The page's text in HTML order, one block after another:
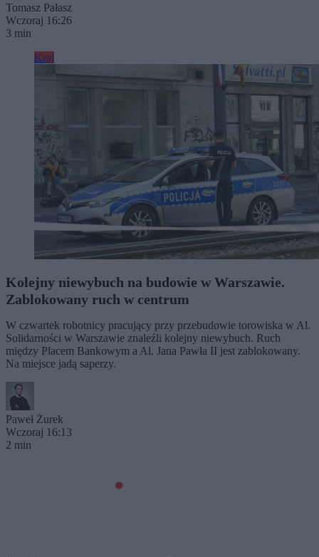
Tomasz Pałasz
Wczoraj 16:26
3 min
Kraj
Kolejny niewybuch na budowie w Warszawie.
Zablokowany ruch w centrum
W czwartek robotnicy pracujący przy przebudowie torowiska w Al.
Solidarności w Warszawie znaleźli kolejny niewybuch. Ruch
między Placem Bankowym a Al. Jana Pawła II jest zablokowany.
Na miejsce jadą saperzy.
Paweł Żurek
Wczoraj 16:13
2 min